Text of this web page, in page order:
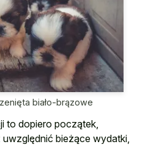
biało-brązowe
to dopiero początek,
bieżące wydatki,